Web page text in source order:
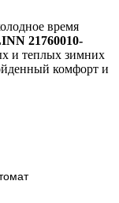
время
21760010-
и теплых зимних
комфорт и